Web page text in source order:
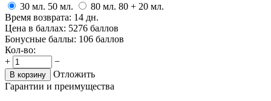
30 мл. 50 мл. 80 мл. 80 + 20 мл.
Время возврата: 14 дн.
Цена в баллах: 5276 баллов
Бонусные баллы: 106 баллов
Кол-во:
+
−
В корзину
Отложить
Гарантии и преимущества